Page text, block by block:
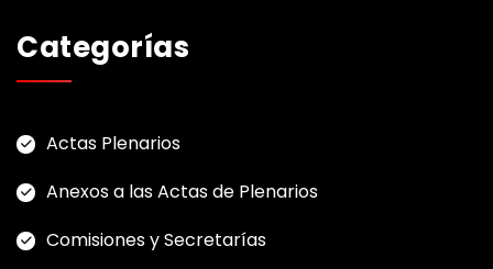
Categorías
Actas Plenarios
Anexos a las Actas de Plenarios
Comisiones y Secretarías